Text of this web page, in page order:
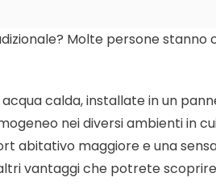
Molte persone stanno
calda, installate in un
nei diversi ambienti in
abitativo maggiore e una
vantaggi che potrete